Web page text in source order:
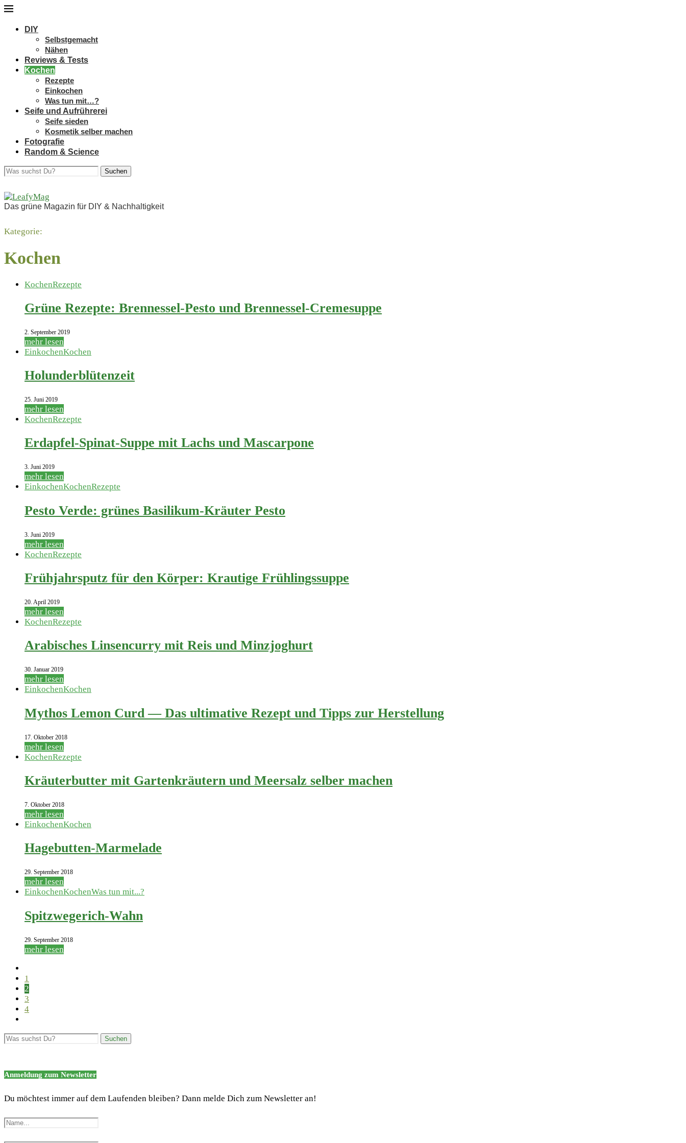
DIY
Selbstgemacht
Nähen
Reviews & Tests
Kochen
Rezepte
Einkochen
Was tun mit…?
Seife und Aufrührerei
Seife sieden
Kosmetik selber machen
Fotografie
Random & Science
Suchen
Das grüne Magazin für DIY & Nachhaltigkeit
Kategorie:
Kochen
KochenRezepte
Grüne Rezepte: Brennessel-Pesto und Brennessel-Cremesuppe
2. September 2019
mehr lesen
EinkochenKochen
Holunderblütenzeit
25. Juni 2019
mehr lesen
KochenRezepte
Erdapfel-Spinat-Suppe mit Lachs und Mascarpone
3. Juni 2019
mehr lesen
EinkochenKochenRezepte
Pesto Verde: grünes Basilikum-Kräuter Pesto
3. Juni 2019
mehr lesen
KochenRezepte
Frühjahrsputz für den Körper: Krautige Frühlingssuppe
20. April 2019
mehr lesen
KochenRezepte
Arabisches Linsencurry mit Reis und Minzjoghurt
30. Januar 2019
mehr lesen
EinkochenKochen
Mythos Lemon Curd — Das ultimative Rezept und Tipps zur Herstellung
17. Oktober 2018
mehr lesen
KochenRezepte
Kräuterbutter mit Gartenkräutern und Meersalz selber machen
7. Oktober 2018
mehr lesen
EinkochenKochen
Hagebutten-Marmelade
29. September 2018
mehr lesen
EinkochenKochenWas tun mit...?
Spitzwegerich-Wahn
29. September 2018
mehr lesen
1
2
3
4
Anmeldung zum Newsletter
Du möchtest immer auf dem Laufenden bleiben? Dann melde Dich zum Newsletter an!